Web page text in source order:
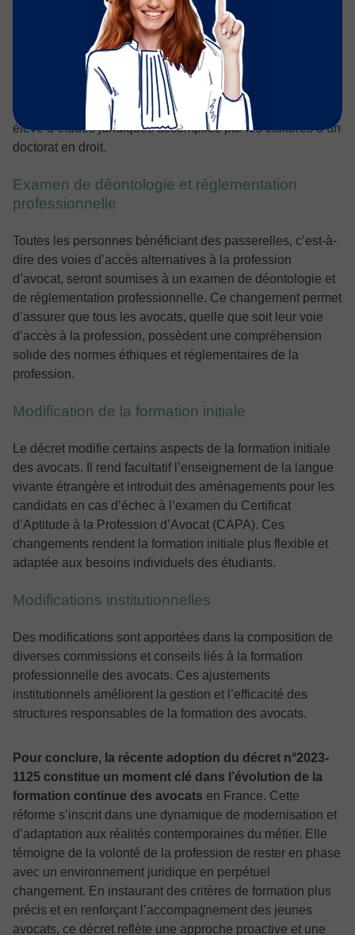
les docteurs en Droit
Le décret précise les conditions sous lesquelles les
docteurs en droit peuvent être dispensés de l’examen
d’entrée au Centre Régional de Formation Professionnelle
des Avocats (CRFPA). Cette mesure reconnaît le niveau
élevé d’études juridiques accomplies par les titulaires d’un
doctorat en droit.
Examen de déontologie et réglementation
professionnelle
Toutes les personnes bénéficiant des passerelles, c’est-à-
dire des voies d’accès alternatives à la profession
d’avocat, seront soumises à un examen de déontologie et
de réglementation professionnelle. Ce changement permet
d’assurer que tous les avocats, quelle que soit leur voie
d’accès à la profession, possèdent une compréhension
solide des normes éthiques et réglementaires de la
profession.
Modification de la formation initiale
Le décret modifie certains aspects de la formation initiale
des avocats. Il rend facultatif l’enseignement de la langue
vivante étrangère et introduit des aménagements pour les
candidats en cas d’échec à l’examen du Certificat
d’Aptitude à la Profession d’Avocat (CAPA). Ces
changements rendent la formation initiale plus flexible et
adaptée aux besoins individuels des étudiants.
Modifications institutionnelles
Des modifications sont apportées dans la composition de
diverses commissions et conseils liés à la formation
professionnelle des avocats. Ces ajustements
institutionnels améliorent la gestion et l’efficacité des
structures responsables de la formation des avocats.
Pour conclure, la récente adoption du décret n°2023-
1125 constitue un moment clé dans l’évolution de la
formation continue des avocats en France. Cette
réforme s’inscrit dans une dynamique de modernisation et
d’adaptation aux réalités contemporaines du métier. Elle
témoigne de la volonté de la profession de rester en phase
avec un environnement juridique en perpétuel
changement. En instaurant des critères de formation plus
précis et en renforçant l’accompagnement des jeunes
avocats, ce décret reflète une approche proactive et une